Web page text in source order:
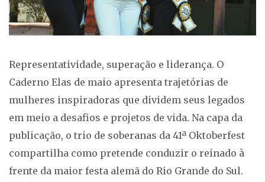
Representatividade, superação e liderança. O
Caderno Elas de maio apresenta trajetórias de
mulheres inspiradoras que dividem seus legados
em meio a desafios e projetos de vida. Na capa da
publicação, o trio de soberanas da 41ª Oktoberfest
compartilha como pretende conduzir o reinado à
frente da maior festa alemã do Rio Grande do Sul.